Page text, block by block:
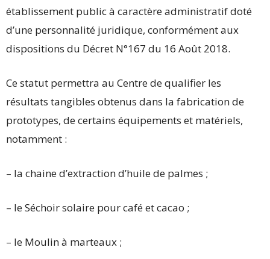
établissement public à caractère administratif doté
d’une personnalité juridique, conformément aux
dispositions du Décret N°167 du 16 Août 2018.
Ce statut permettra au Centre de qualifier les
résultats tangibles obtenus dans la fabrication de
prototypes, de certains équipements et matériels,
notamment :
– la chaine d’extraction d’huile de palmes ;
– le Séchoir solaire pour café et cacao ;
– le Moulin à marteaux ;